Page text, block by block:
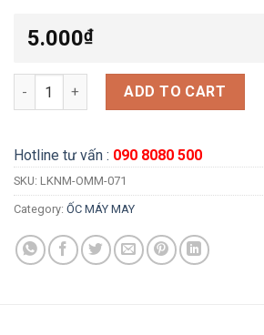
5.000₫
Ốc bắt cử kansai quantityADD TO CART
Hotline tư vấn : 090 8080 500
SKU: LKNM-OMM-071
Category: ỐC MÁY MAY